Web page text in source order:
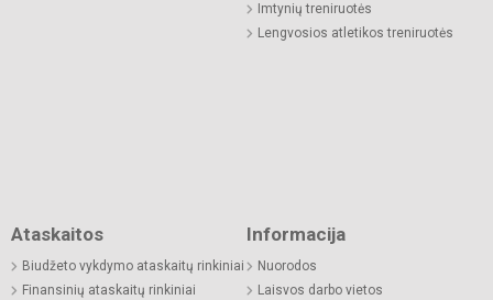
Imtynių treniruotės
Lengvosios atletikos treniruotės
Ataskaitos
Biudžeto vykdymo ataskaitų rinkiniai
Finansinių ataskaitų rinkiniai
Informacija
Nuorodos
Laisvos darbo vietos